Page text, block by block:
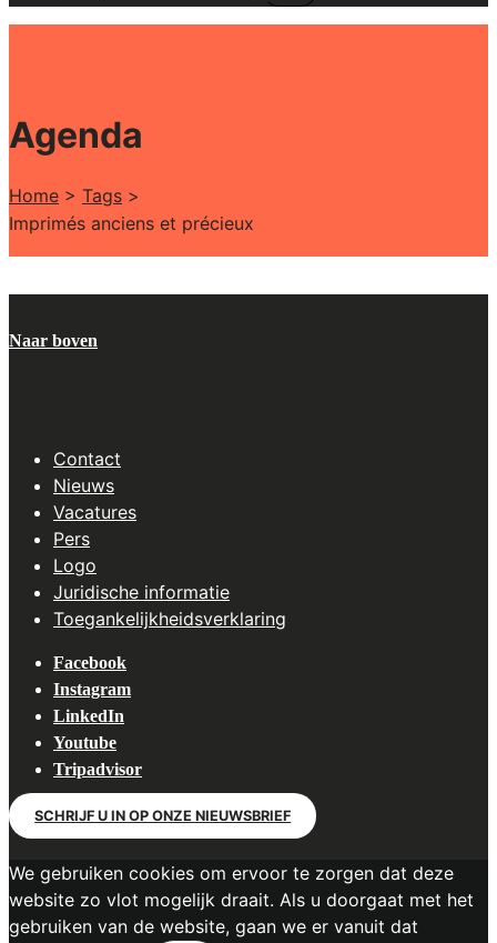
for:
Agenda
Home > Tags >
Imprimés anciens et précieux
Naar boven
Contact
Nieuws
Vacatures
Pers
Logo
Juridische informatie
Toegankelijkheidsverklaring
Facebook
Instagram
LinkedIn
Youtube
Tripadvisor
SCHRIJF U IN OP ONZE NIEUWSBRIEF
We gebruiken cookies om ervoor te zorgen dat deze
website zo vlot mogelijk draait. Als u doorgaat met het
gebruiken van de website, gaan we er vanuit dat